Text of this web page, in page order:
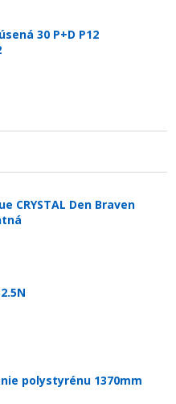
30 P+D P12
CRYSTAL Den Braven
polystyrénu 1370mm